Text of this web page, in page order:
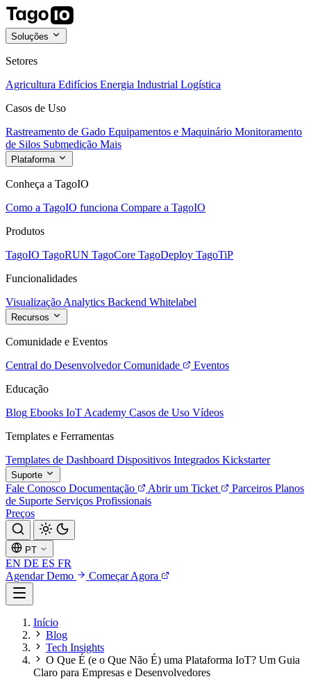
Soluções
Setores
Agricultura Edifícios Energia Industrial Logística
Casos de Uso
Rastreamento de Gado Equipamentos e Maquinário Monitoramento
de Silos Submedição Mais
Plataforma
Conheça a TagoIO
Como a TagoIO funciona Compare a TagoIO
Produtos
TagoIO TagoRUN TagoCore TagoDeploy TagoTiP
Funcionalidades
Visualização Analytics Backend Whitelabel
Recursos
Comunidade e Eventos
Central do Desenvolvedor Comunidade
Eventos
Educação
Blog Ebooks IoT Academy Casos de Uso Vídeos
Templates e Ferramentas
Templates de Dashboard Dispositivos Integrados Kickstarter
Suporte
Fale Conosco Documentação Abrir um Ticket Parceiros Planos
de Suporte Serviços Profissionais
Preços
PT
EN DE ES FR
Agendar Demo
Começar Agora
Início
Blog
Tech Insights
O Que É (e o Que Não É) uma Plataforma IoT? Um Guia
Claro para Empresas e Desenvolvedores